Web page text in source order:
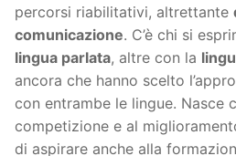
percorsi riabilitativi, altrettante
comunicazione. C’è chi si
lingua parlata, altre con la
ancora che hanno scelto
con entrambe le lingue. Nasce
competizione e al
di aspirare anche alla